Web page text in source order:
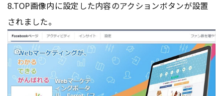
8.TOP画像内に設定した内容のアクションボタンが設置
されました。